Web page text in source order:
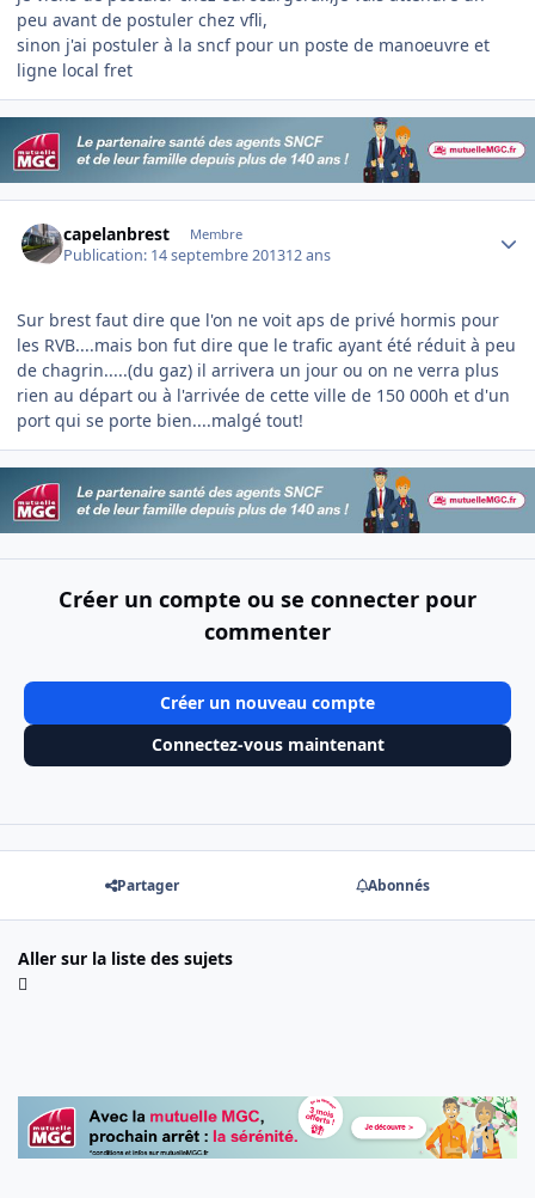
peu avant de postuler chez vfli,
sinon j'ai postuler à la sncf pour un poste de manoeuvre et
ligne local fret
capelanbrest Membre
Publication: 14 septembre 201312 ans
Sur brest faut dire que l'on ne voit aps de privé hormis pour
les RVB....mais bon fut dire que le trafic ayant été réduit à peu
de chagrin.....(du gaz) il arrivera un jour ou on ne verra plus
rien au départ ou à l'arrivée de cette ville de 150 000h et d'un
port qui se porte bien....malgé tout!
Créer un compte ou se connecter pour
commenter
Créer un nouveau compte
Connectez-vous maintenant
Partager Abonnés
Aller sur la liste des sujets